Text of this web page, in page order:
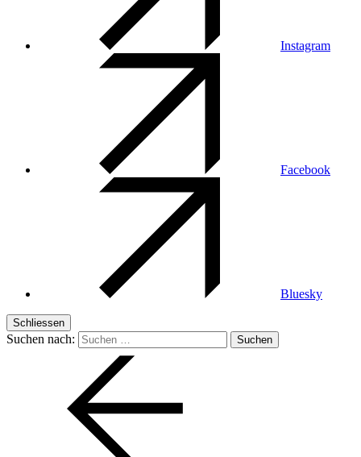
Instagram
Facebook
Bluesky
Schliessen
Suchen nach: